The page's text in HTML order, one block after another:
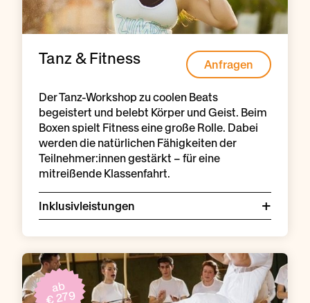
Tanz & Fitness Anfragen
Der Tanz-Workshop zu coolen Beats
begeistert und belebt Körper und Geist. Beim
Boxen spielt Fitness eine große Rolle. Dabei
werden die natürlichen Fähigkeiten der
Teilnehmer:innen gestärkt – für eine
mitreißende Klassenfahrt.
Inklusivleistungen
ab
€ 279